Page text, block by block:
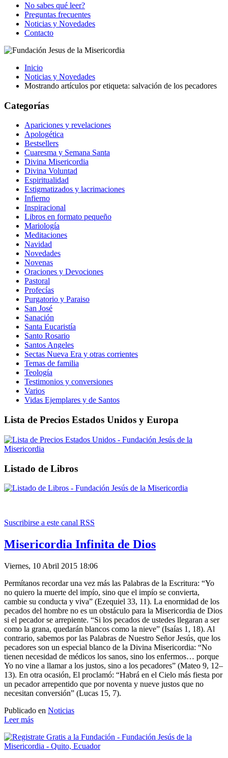
No sabes qué leer?
Preguntas frecuentes
Noticias y Novedades
Contacto
Inicio
Noticias y Novedades
Mostrando artículos por etiqueta: salvación de los pecadores
Categorías
Apariciones y revelaciones
Apologética
Bestsellers
Cuaresma y Semana Santa
Divina Misericordia
Divina Voluntad
Espiritualidad
Estigmatizados y lacrimaciones
Infierno
Inspiracional
Libros en formato pequeño
Mariología
Meditaciones
Navidad
Novedades
Novenas
Oraciones y Devociones
Pastoral
Profecías
Purgatorio y Paraiso
San José
Sanación
Santa Eucaristía
Santo Rosario
Santos Angeles
Sectas Nueva Era y otras corrientes
Temas de familia
Teología
Testimonios y conversiones
Varios
Vidas Ejemplares y de Santos
Lista de Precios Estados Unidos y Europa
Listado de Libros
Suscribirse a este canal RSS
Misericordia Infinita de Dios
Viernes, 10 Abril 2015 18:06
Permítanos recordar una vez más las Palabras de la Escritura: “Yo
no quiero la muerte del impío, sino que el impío se convierta,
cambie su conducta y viva” (Ezequiel 33, 11). La enormidad de los
pecados del hombre no es un obstáculo para la Misericordia de Dios
si el pecador se arrepiente. “Si los pecados de ustedes llegaran a ser
como la grana, quedarán blancos como la nieve” (Isaías 1, 18). Al
contrario, sabemos por las Palabras de Nuestro Señor Jesús, que los
pecadores son un especial blanco de la Divina Misericordia: “No
tienen necesidad de médicos los sanos, sino los enfermos… porque
Yo no vine a llamar a los justos, sino a los pecadores” (Mateo 9, 12–
13). En otra ocasión, El proclamó: “Habrá en el Cielo más fiesta por
un pecador arrepentido que por noventa y nueve justos que no
necesitan conversión” (Lucas 15, 7).
Publicado en Noticias
Leer más